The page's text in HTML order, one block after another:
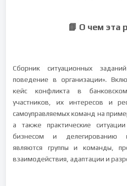
📘 О чем эта
Сборник ситуационных
поведение в организации».
кейс конфликта в
участников, их интересов и
самоуправляемых команд на
а также практические
бизнесом и делегированию
являются группы и команды,
взаимодействия, адаптации и